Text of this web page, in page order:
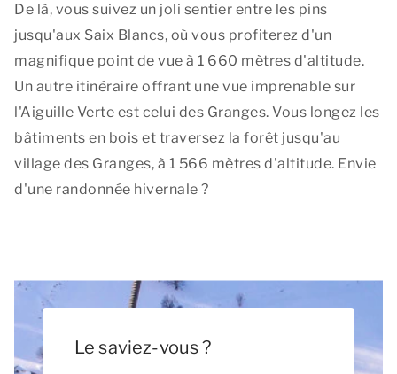
De là, vous suivez un joli sentier entre les pins
jusqu'aux Saix Blancs, où vous profiterez d'un
magnifique point de vue à 1 660 mètres d'altitude.
Un autre itinéraire offrant une vue imprenable sur
l'Aiguille Verte est celui des Granges. Vous longez les
bâtiments en bois et traversez la forêt jusqu'au
village des Granges, à 1 566 mètres d'altitude. Envie
d'une randonnée hivernale ?
Le saviez-vous ?